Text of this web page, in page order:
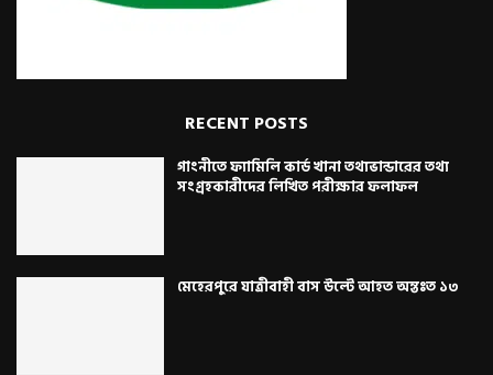
RECENT POSTS
গাংনীতে ফ্যামিলি কার্ড খানা তথ্যভান্ডারের তথ্য
সংগ্রহকারীদের লিখিত পরীক্ষার ফলাফল
মেহেরপুরে যাত্রীবাহী বাস উল্টে আহত অন্তঃত ১৩